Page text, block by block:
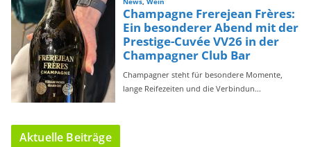
Aktuelle Beiträge